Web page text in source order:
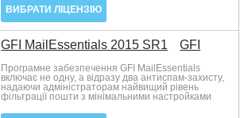
ВИБРАТИ ЛІЦЕНЗІЮ
GFI MailEssentials 2015 SR1 GFI
Програмне забезпечення GFI MailEssentials
включає не одну, а відразу два антиспам-захисту,
надаючи адміністраторам найвищий рівень
фільтрації пошти з мінімальними настройками